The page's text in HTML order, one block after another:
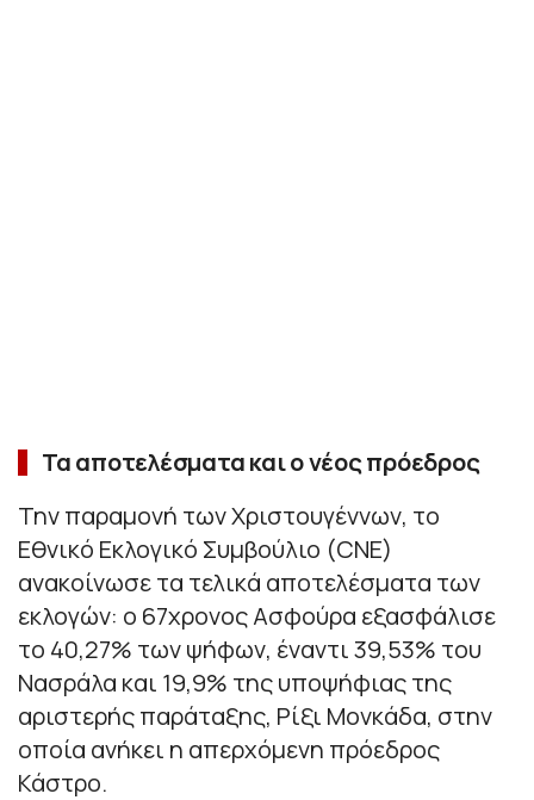
Τα αποτελέσματα και ο νέος πρόεδρος
Την παραμονή των Χριστουγέννων, το
Εθνικό Εκλογικό Συμβούλιο (CNE)
ανακοίνωσε τα τελικά αποτελέσματα των
εκλογών: ο 67χρονος Ασφούρα εξασφάλισε
το 40,27% των ψήφων, έναντι 39,53% του
Νασράλα και 19,9% της υποψήφιας της
αριστερής παράταξης, Ρίξι Μονκάδα, στην
οποία ανήκει η απερχόμενη πρόεδρος
Κάστρο.